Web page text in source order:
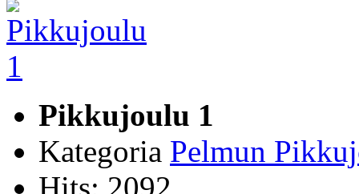
Pikkujoulu 1
Kategoria Pelmun